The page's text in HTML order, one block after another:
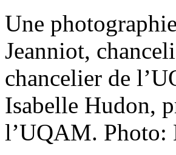
Une
Jeanniot,
chancelier de
Isabelle Hudon,
l’UQAM. Photo: